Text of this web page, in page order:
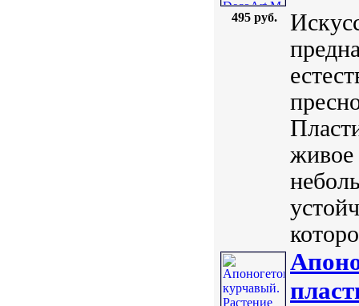
495 руб.
живое